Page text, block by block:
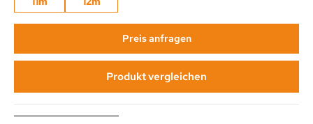
Preis anfragen
Produkt vergleichen